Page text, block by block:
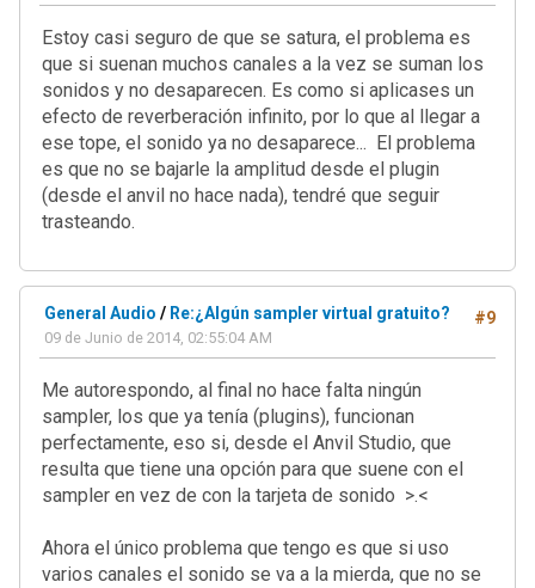
Estoy casi seguro de que se satura, el problema es
que si suenan muchos canales a la vez se suman los
sonidos y no desaparecen. Es como si aplicases un
efecto de reverberación infinito, por lo que al llegar a
ese tope, el sonido ya no desaparece... El problema
es que no se bajarle la amplitud desde el plugin
(desde el anvil no hace nada), tendré que seguir
trasteando.
#9
General Audio / Re:¿Algún sampler virtual gratuito?
09 de Junio de 2014, 02:55:04 AM
Me autorespondo, al final no hace falta ningún
sampler, los que ya tenía (plugins), funcionan
perfectamente, eso si, desde el Anvil Studio, que
resulta que tiene una opción para que suene con el
sampler en vez de con la tarjeta de sonido >.<
Ahora el único problema que tengo es que si uso
varios canales el sonido se va a la mierda, que no se